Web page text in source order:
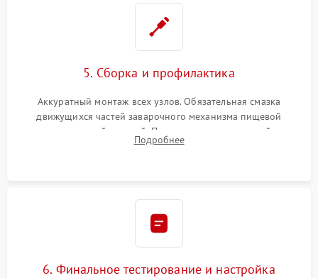
5. Сборка и профилактика
Аккуратный монтаж всех узлов. Обязательная смазка
движущихся частей заварочного механизма пищевой
силиконовой смазкой. Проведение программной
декальцинации и очистки системы от кофейных масел.
Подробнее
6. Финальное тестирование и настройка